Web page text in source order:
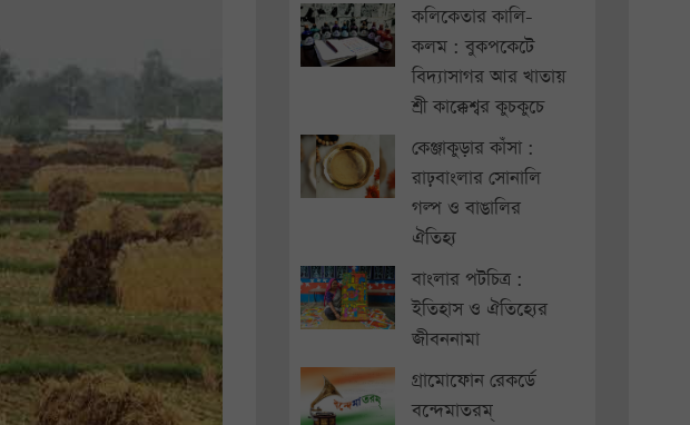
কলিকেতার কালি-
কলম : বুকপকেটে
বিদ্যাসাগর আর খাতায়
শ্রী কাক্কেশ্বর কুচকুচে
কেঞ্জাকুড়ার কাঁসা :
রাঢ়বাংলার সোনালি
গল্প ও বাঙালির
ঐতিহ্য
বাংলার পটচিত্র :
ইতিহাস ও ঐতিহ্যের
জীবননামা
গ্রামোফোন রেকর্ডে
বন্দেমাতরম্